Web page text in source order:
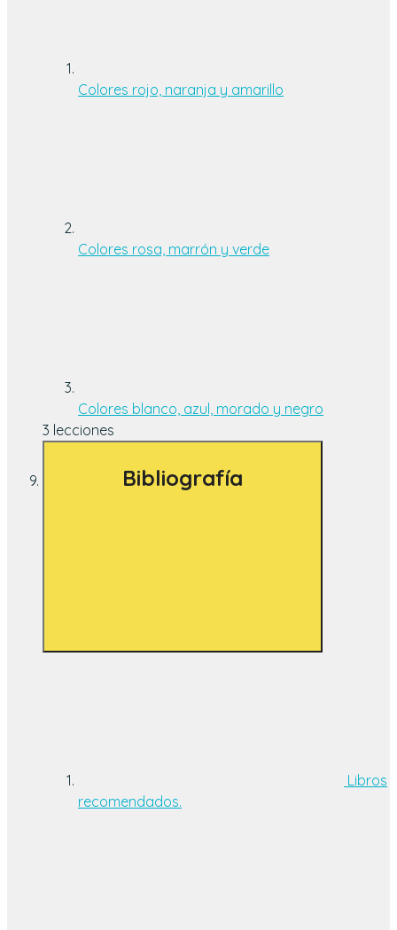
Colores rojo, naranja y amarillo
Colores rosa, marrón y verde
Colores blanco, azul, morado y negro
3 lecciones
Bibliografía
Libros
recomendados.